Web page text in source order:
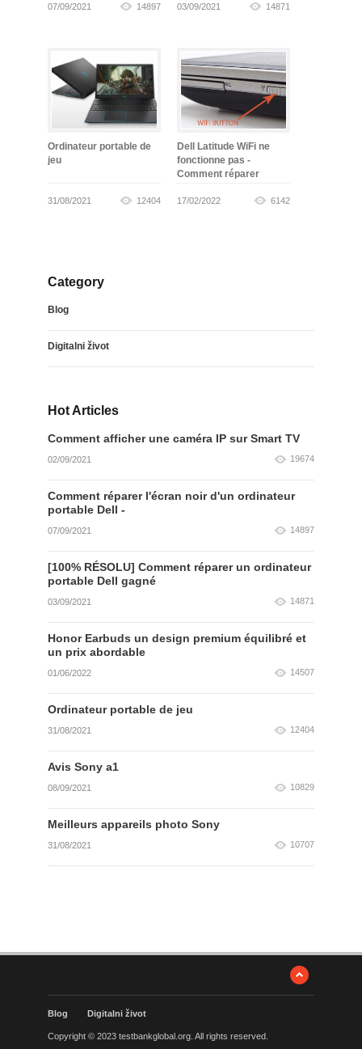
07/09/2021 14897 03/09/2021 14871
Ordinateur portable de
jeu
31/08/2021 12404
Dell Latitude WiFi ne
fonctionne pas -
Comment réparer
17/02/2022 6142
Category
Blog
Digitalni život
Hot Articles
Comment afficher une caméra IP sur Smart TV
02/09/2021 19674
Comment réparer l'écran noir d'un ordinateur
portable Dell -
07/09/2021 14897
[100% RÉSOLU] Comment réparer un ordinateur
portable Dell gagné
03/09/2021 14871
Honor Earbuds un design premium équilibré et
un prix abordable
01/06/2022 14507
Ordinateur portable de jeu
31/08/2021 12404
Avis Sony a1
08/09/2021 10829
Meilleurs appareils photo Sony
31/08/2021 10707
Blog Digitalni život
Copyright © 2023 testbankglobal.org. All rights reserved.